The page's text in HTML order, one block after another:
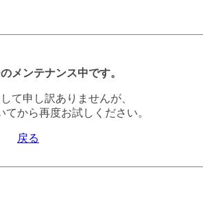
メンテナンス中です。
て申し訳ありませんが、
てから再度お試しください。
戻る